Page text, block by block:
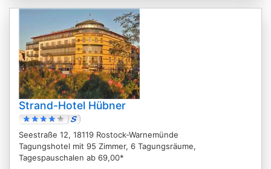
Strand-Hotel Hübner
Seestraße 12, 18119 Rostock-Warnemünde
Tagungshotel mit 95 Zimmer, 6 Tagungsräume,
Tagespauschalen ab 69,00*